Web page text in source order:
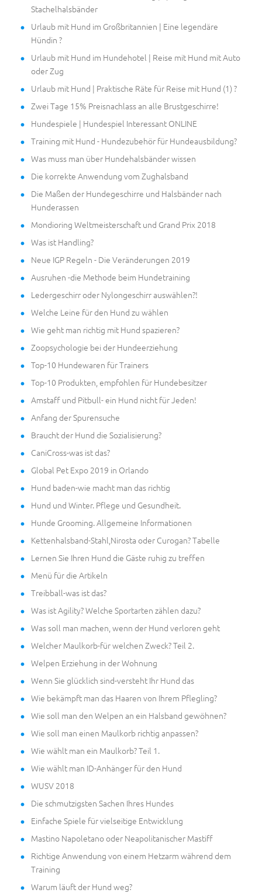
Stachelhalsbänder
Urlaub mit Hund im Großbritannien | Eine legendäre
Hündin ?
Urlaub mit Hund im Hundehotel | Reise mit Hund mit Auto
oder Zug
Urlaub mit Hund | Praktische Räte für Reise mit Hund (1) ?
Zwei Tage 15% Preisnachlass an alle Brustgeschirre!
Hundespiele | Hundespiel Interessant ONLINE
Training mit Hund - Hundezubehör für Hundeausbildung?
Was muss man über Hundehalsbänder wissen
Die korrekte Anwendung vom Zughalsband
Die Maßen der Hundegeschirre und Halsbänder nach
Hunderassen
Mondioring Weltmeisterschaft und Grand Prix 2018
Was ist Handling?
Neue IGP Regeln - Die Veränderungen 2019
Ausruhen -die Methode beim Hundetraining
Ledergeschirr oder Nylongeschirr auswählen?!
Welche Leine für den Hund zu wählen
Wie geht man richtig mit Hund spazieren?
Zoopsychologie bei der Hundeerziehung
Top-10 Hundewaren für Trainers
Top-10 Produkten, empfohlen für Hundebesitzer
Amstaff und Pitbull- ein Hund nicht für Jeden!
Anfang der Spurensuche
Braucht der Hund die Sozialisierung?
CaniCross-was ist das?
Global Pet Expo 2019 in Orlando
Hund baden-wie macht man das richtig
Hund und Winter. Pflege und Gesundheit.
Hunde Grooming. Allgemeine Informationen
Kettenhalsband-Stahl,Nirosta oder Curogan? Tabelle
Lernen Sie Ihren Hund die Gäste ruhig zu treffen
Menü für die Artikeln
Treibball-was ist das?
Was ist Agility? Welche Sportarten zählen dazu?
Was soll man machen, wenn der Hund verloren geht
Welcher Maulkorb-für welchen Zweck? Teil 2.
Welpen Erziehung in der Wohnung
Wenn Sie glücklich sind-versteht Ihr Hund das
Wie bekämpft man das Haaren von Ihrem Pflegling?
Wie soll man den Welpen an ein Halsband gewöhnen?
Wie soll man einen Maulkorb richtig anpassen?
Wie wählt man ein Maulkorb? Teil 1.
Wie wählt man ID-Anhänger für den Hund
WUSV 2018
Die schmutzigsten Sachen Ihres Hundes
Einfache Spiele für vielseitige Entwicklung
Mastino Napoletano oder Neapolitanischer Mastiff
Richtige Anwendung von einem Hetzarm während dem
Training
Warum läuft der Hund weg?